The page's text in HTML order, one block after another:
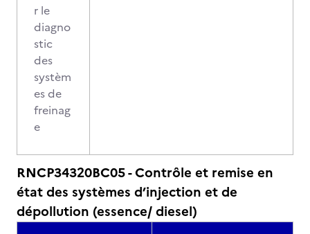
r le
diagno
stic
des
systèm
es de
freinag
e
RNCP34320BC05 - Contrôle et remise en
état des systèmes d’injection et de
dépollution (essence/ diesel)